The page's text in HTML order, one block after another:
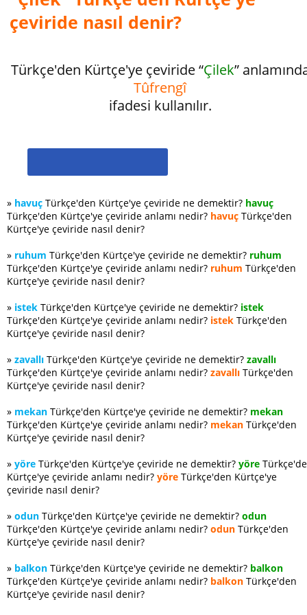
çeviride nasıl denir?
Türkçe'den Kürtçe'ye çeviride “Çilek”
Tûfrengî
ifadesi kullanılır.
» havuç Türkçe'den Kürtçe'ye çeviride ne demektir? havuç
Türkçe'den Kürtçe'ye çeviride anlamı nedir? havuç Türkçe'den
Kürtçe'ye çeviride nasıl denir?
» ruhum Türkçe'den Kürtçe'ye çeviride ne demektir? ruhum
Türkçe'den Kürtçe'ye çeviride anlamı nedir? ruhum Türkçe'den
Kürtçe'ye çeviride nasıl denir?
» istek Türkçe'den Kürtçe'ye çeviride ne demektir? istek
Türkçe'den Kürtçe'ye çeviride anlamı nedir? istek Türkçe'den
Kürtçe'ye çeviride nasıl denir?
» zavallı Türkçe'den Kürtçe'ye çeviride ne demektir? zavallı
Türkçe'den Kürtçe'ye çeviride anlamı nedir? zavallı Türkçe'den
Kürtçe'ye çeviride nasıl denir?
» mekan Türkçe'den Kürtçe'ye çeviride ne demektir? mekan
Türkçe'den Kürtçe'ye çeviride anlamı nedir? mekan Türkçe'den
Kürtçe'ye çeviride nasıl denir?
» yöre Türkçe'den Kürtçe'ye çeviride ne demektir? yöre
Kürtçe'ye çeviride anlamı nedir? yöre Türkçe'den Kürtçe'ye
çeviride nasıl denir?
» odun Türkçe'den Kürtçe'ye çeviride ne demektir? odun
Türkçe'den Kürtçe'ye çeviride anlamı nedir? odun Türkçe'den
Kürtçe'ye çeviride nasıl denir?
» balkon Türkçe'den Kürtçe'ye çeviride ne demektir? balkon
Türkçe'den Kürtçe'ye çeviride anlamı nedir? balkon Türkçe'den
Kürtçe'ye çeviride nasıl denir?